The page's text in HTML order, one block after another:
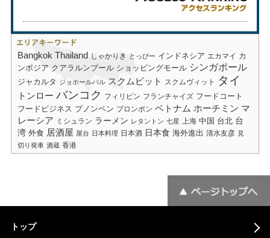
Bangkok Thailand しゃかりき とっぴー インドネシア エカマイ カ
ンボジア クアラルンプール ショッピングモール シンガポール
ジャカルタ ジョホールバル スクムビット スクムヴィット タイ
トンロー バンコク フィリピン フランチャイズ フードコート
フードビジネス プノンペン プロンポン ベトナム ホーチミン マ
レーシア ミシュラン ラーメン レタントン 七星 上海 中国 台北 台
湾 外食 居酒屋 屋台 日本料理 日本酒 日本食 海外進出 清水友彦 見
切り発車 酒蔵 香港
トップ